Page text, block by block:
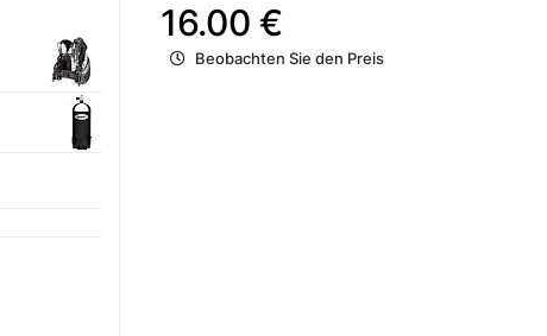
16.00 €
Beobachten Sie den Preis